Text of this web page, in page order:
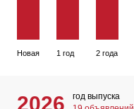
Новая 1 год 2 года
2026
год выпуска